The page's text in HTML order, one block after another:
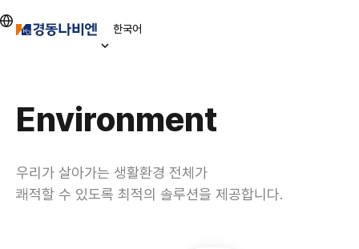
한국어
Environment
우리가 살아가는 생활환경 전체가
쾌적할 수 있도록 최적의 솔루션을 제공합니다.